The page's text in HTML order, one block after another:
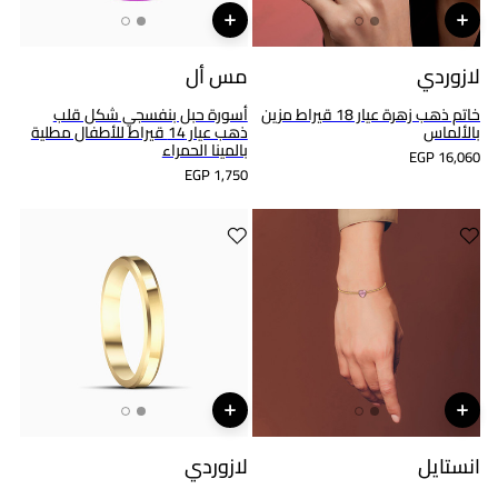
لازوردي
خاتم ذهب زهرة عيار 18 قيراط مزين
بالألماس
EGP 16,060
مس أل
أسورة حبل بنفسجي شكل قلب
ذهب عيار 14 قيراط للأطفال مطلية
بالمينا الحمراء
EGP 1,750
انستايل لازوردي